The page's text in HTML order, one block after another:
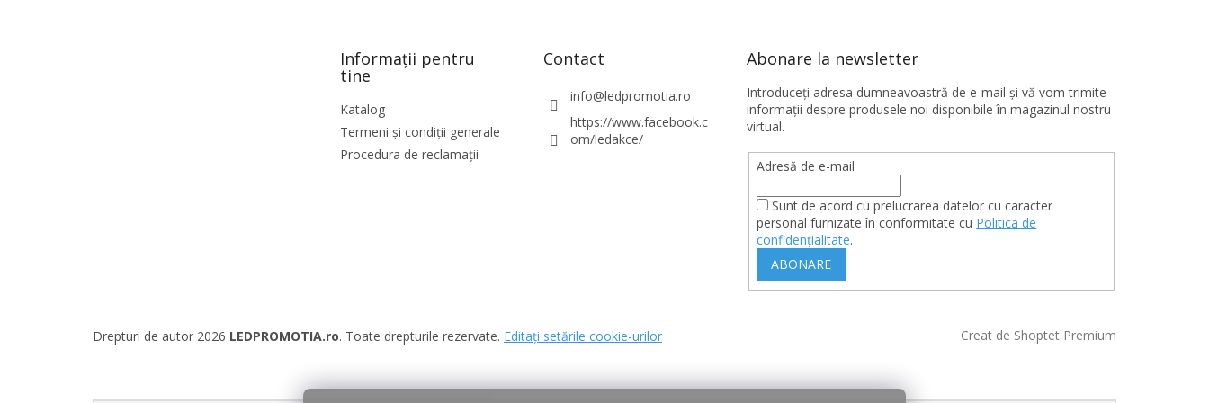
Informații pentru
tine
Katalog
Termeni și condiții generale
Procedura de reclamații
Contact
info@ledpromotia.ro
https://www.facebook.c
om/ledakce/
Abonare la newsletter
Introduceţi adresa dumneavoastră de e-mail şi vă vom trimite
informaţii despre produsele noi disponibile în magazinul nostru
virtual.
Adresă de e-mail
Sunt de acord cu prelucrarea datelor cu caracter
personal furnizate în conformitate cu Politica de
confidențialitate.
ABONARE
Creat de Shoptet Premium
Drepturi de autor 2026 LEDPROMOTIA.ro. Toate drepturile rezervate. Editați setările cookie-urilor